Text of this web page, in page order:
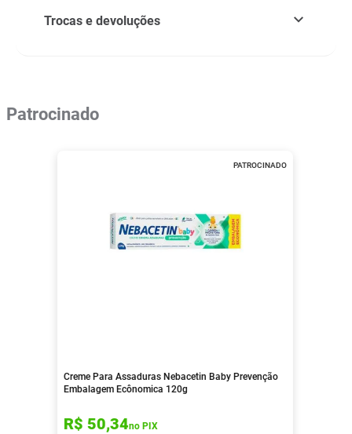
Trocas e devoluções
Patrocinado
PATROCINADO
Creme Para Assaduras Nebacetin Baby Prevenção
Embalagem Ecônomica 120g
R$ 50,34no PIX